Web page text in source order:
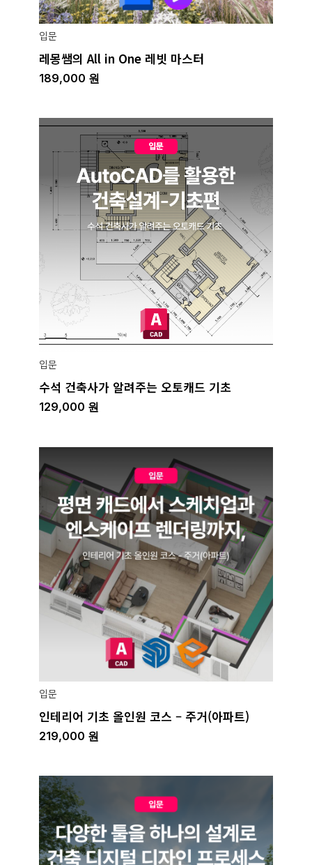
입문
레몽쌤의 All in One 레빗 마스터
189,000 원
입문
수석 건축사가 알려주는 오토캐드 기초
129,000 원
입문
인테리어 기초 올인원 코스 – 주거(아파트)
219,000 원